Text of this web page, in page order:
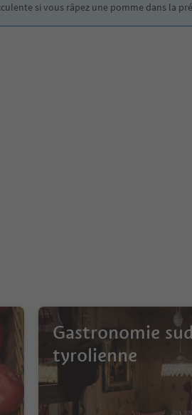
si vous râpez une pomme dans la
Gastronomie
tyrolienne